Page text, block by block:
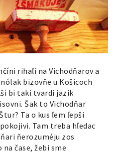
rihaľi na Vichodňarov a
bizovňe u Košicoch
bi taki tvardi jazik
Šak to Vichodňar
Ta o kus ľem ľepši
Tam treba hľedac
ňerozuméju zos
čase, žebi sme